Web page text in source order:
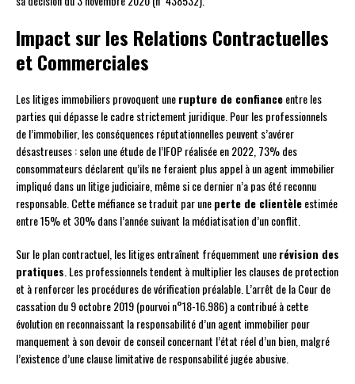
Impact sur les Relations Contractuelles
et Commerciales
Les litiges immobiliers provoquent unerupture de confianceentre les
parties qui dépasse le cadre strictement juridique. Pour les professionnels
de l’immobilier, les conséquences réputationnelles peuvent s’avérer
désastreuses : selon une étude de l’IFOP réalisée en 2022, 73% des
consommateurs déclarent qu’ils ne feraient plus appel à un agent immobilier
impliqué dans un litige judiciaire, même si ce dernier n’a pas été reconnu
responsable. Cette méfiance se traduit par uneperte de clientèleestimée
entre 15% et 30% dans l’année suivant la médiatisation d’un conflit.
Sur le plan contractuel, les litiges entraînent fréquemment unerévision des
pratiques. Les professionnels tendent à multiplier les clauses de protection
et à renforcer les procédures de vérification préalable. L’arrêt de la Cour de
cassation du 9 octobre 2019 (pourvoi n°18-16.986) a contribué à cette
évolution en reconnaissant la responsabilité d’un agent immobilier pour
manquement à son devoir de conseil concernant l’état réel d’un bien, malgré
l’existence d’une clause limitative de responsabilité jugée abusive.